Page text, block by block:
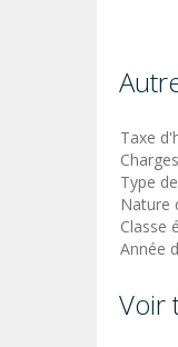
Taxe
Type
Nature
Classe
Année
Voir